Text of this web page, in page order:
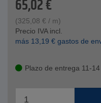
65,02€
(325,08 € / m)
Precio IVA incl.
más 13,19 € gastos de
Plazo de entrega 11-